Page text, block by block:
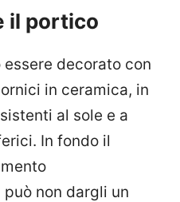
il portico
decorato con
in ceramica, in
al sole e a
In fondo il
può non dargli un